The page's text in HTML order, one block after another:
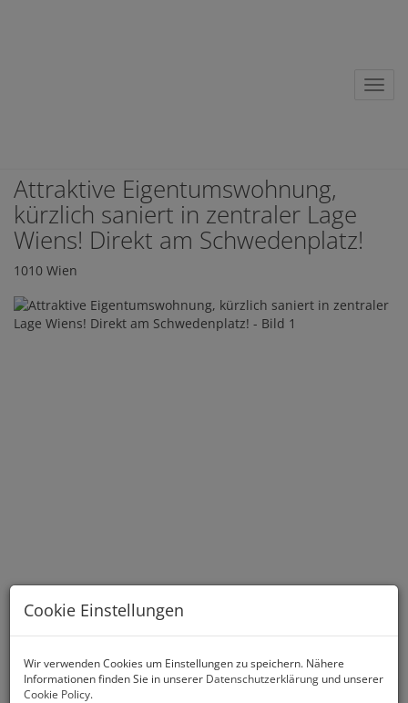
Attraktive Eigentumswohnung,
kürzlich saniert in zentraler Lage
Wiens! Direkt am Schwedenplatz!
1010 Wien
Cookie Einstellungen
Wir verwenden Cookies um Einstellungen zu speichern. Nähere
Informationen finden Sie in unserer Datenschutzerklärung und unserer
Cookie Policy.